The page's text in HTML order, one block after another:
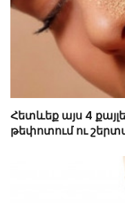
Հետևեք այս 4
թեփոտում ու